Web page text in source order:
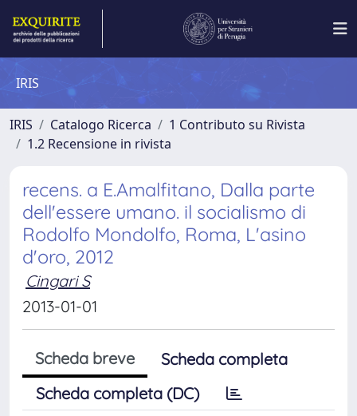
IRIS
IRIS Catalogo Ricerca
1 Contributo su Rivista
1.2 Recensione in rivista
recens. a E.Amalfitano, Dalla parte
dell'essere umano. il socialismo di
Rodolfo Mondolfo, Roma, L'asino
d'oro, 2012
Cingari S
2013-01-01
Scheda breve
Scheda completa
Scheda completa (DC)